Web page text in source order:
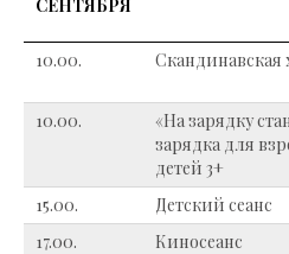
СЕНТЯБРЯ
10.00. Скандинавская
10.00.
«На зарядку
зарядка для
детей 3+
15.00. Детский сеанс
17.00.
Киносеанс